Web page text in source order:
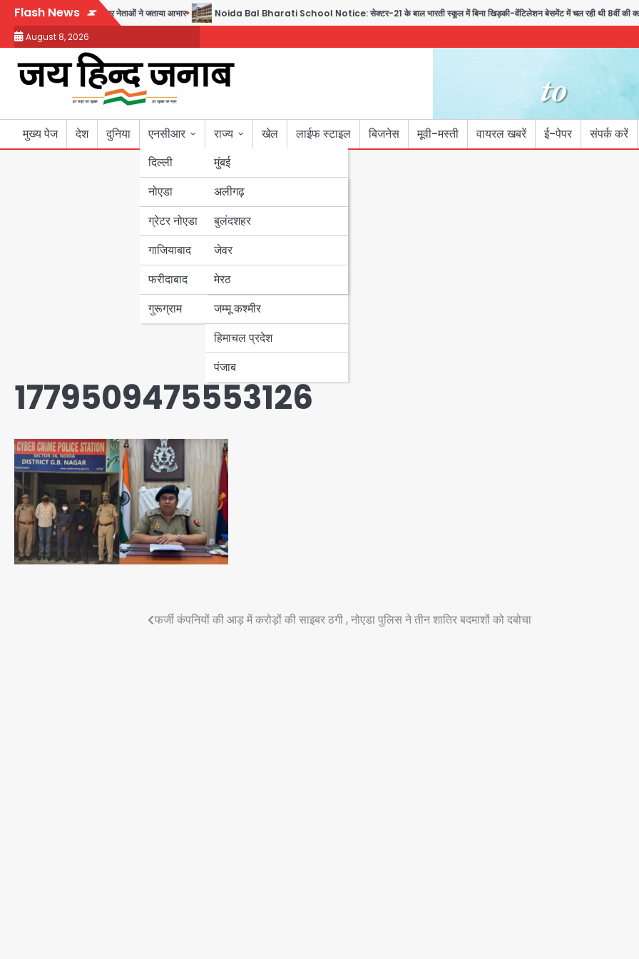
Skip
content
Flash News
शर्मा, गौतमबुद्धनगर नेताओं ने जताया आभार Noida Bal Bharati School Notice: सेक्टर-21 के बाल भारती स्कूल में बिना खिड़की-वेंटिलेशन बेसमेंट में चल रही थी 8वीं की क्लास,
August 8, 2026
मुख्य पेज देश दुनिया
एनसीआर
दिल्ली
नोएडा
ग्रेटर नोएडा
गाजियाबाद
फरीदाबाद
गुरूग्राम
राज्य
मुंबई
उत्तर प्रदेश
अलीगढ़
बुलंदशहर
जेवर
मेरठ
बिहार
पंजाब
हरियाणा
जम्मू कश्मीर
हिमाचल प्रदेश
पंजाब
खेल लाईफ स्टाइल बिजनेस मूवी-मस्ती वायरल खबरें ई-पेपर संपर्क करें
1779509475553126
फर्जी कंपनियों की आड़ में करोड़ों की साइबर ठगी , नोएडा पुलिस ने तीन शातिर बदमाशों को दबोचा